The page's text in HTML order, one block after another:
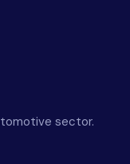
sector.